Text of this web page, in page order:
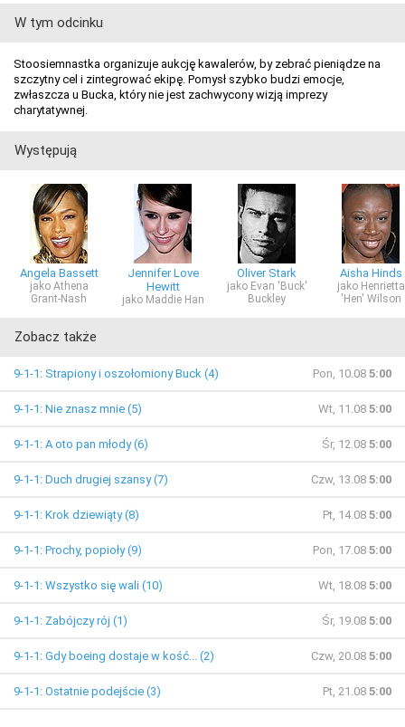
W tym odcinku
Stoosiemnastka organizuje aukcję kawalerów, by zebrać pieniądze na
szczytny cel i zintegrować ekipę. Pomysł szybko budzi emocje,
zwłaszcza u Bucka, który nie jest zachwycony wizją imprezy
charytatywnej.
Występują
Angela Bassett
jako Athena
Grant-Nash
Jennifer Love
Hewitt
jako Maddie Han
Oliver Stark
jako Evan 'Buck'
Buckley
Aisha Hinds
jako Henrietta
'Hen' Wilson
Zobacz także
9-1-1: Strapiony i oszołomiony Buck (4) Pon, 10.08 5:00
9-1-1: Nie znasz mnie (5) Wt, 11.08 5:00
9-1-1: A oto pan młody (6) Śr, 12.08 5:00
9-1-1: Duch drugiej szansy (7) Czw, 13.08 5:00
9-1-1: Krok dziewiąty (8) Pt, 14.08 5:00
9-1-1: Prochy, popioły (9) Pon, 17.08 5:00
9-1-1: Wszystko się wali (10) Wt, 18.08 5:00
9-1-1: Zabójczy rój (1) Śr, 19.08 5:00
9-1-1: Gdy boeing dostaje w kość... (2) Czw, 20.08 5:00
9-1-1: Ostatnie podejście (3) Pt, 21.08 5:00